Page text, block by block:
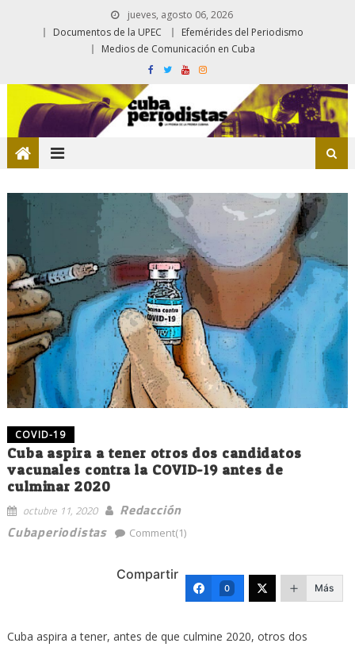
jueves, agosto 06, 2026
Documentos de la UPEC
Efemérides del Periodismo
Medios de Comunicación en Cuba
COVID-19
Cuba aspira a tener otros dos candidatos
vacunales contra la COVID-19 antes de
culminar 2020
octubre 11, 2020
Redacción
Cubaperiodistas
Comment(1)
Compartir
0 Más
Cuba aspira a tener, antes de que culmine 2020, otros dos